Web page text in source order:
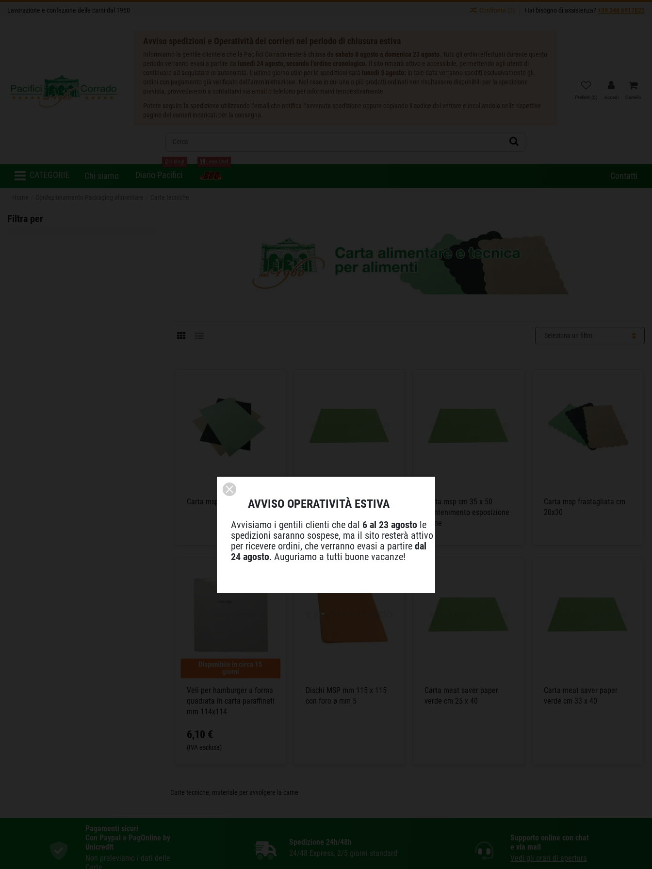
Lavorazione e confezione delle carni dal 1960 Confronta (0) Hai bisogno di assistenza? +39 348 6917825
Avviso spedizioni e Operatività dei corrieri nel periodo di chiusura estiva
Informiamo la gentile clientela che la Pacifici Corrado resterà chiusa da sabato 8 agosto a domenica 23 agosto . Tutti gli ordini effettuati durante questo
periodo verranno evasi a partire da lunedì 24 agosto, secondo l’ordine cronologico. Il sito rimarrà attivo e accessibile, permettendo agli utenti di
continuare ad acquistare in autonomia. L’ultimo giorno utile per le spedizioni sarà lunedì 3 agosto: in tale data verranno spediti esclusivamente gli
ordini con pagamento già verificato dall’amministrazione. Nel caso in cui uno o più prodotti ordinati non risultassero disponibili per la spedizione
prevista, provvederemo a contattarvi via email o telefono per informarvi tempestivamente.
Potete seguire la spedizione utilizzando l’email che notifica l’avvenuta spedizione oppure copiando il codice del vettore e incollandolo nelle rispettive
pagine dei corrieri incaricati per la consegna.
Preferiti ( 0 Accedi Carrello
CATEGORIE Chi siamo Contatti
Diario Pacifici
Il blog! Linea Chef
Seleziona un filtro
Carta msp cm 25 x 42
Carta MSP cm 30 x 40
carne
Carta msp cm 35 x 50
mantenimento esposizione
carne
Carta msp frastagliata cm
20x30
Disponibile in circa 15
giorni
Veli per hamburger a forma
quadrata in carta paraffinati
mm 114x114
6,10 €
(IVA esclusa)
Dischi MSP mm 115 x 115
con foro ø mm 5
Carta meat saver paper
verde cm 25 x 40
Carta meat saver paper
verde cm 33 x 40
Carte tecniche, materiale per avvolgere la carne
Filtra per
Pagamenti sicuri
Con Paypal e PagOnline by
Unicredit
Non preleviamo i dati delle
Spedizione 24h/48h
24/48 Express, 2/5 giorni standard
Supporto online con chat
e via mail
Vedi gli orari di apertura
AVVISO OPERATIVITÀ ESTIVA
Avvisiamo i gentili clienti che dal 6 al 23 agosto le
spedizioni saranno sospese, ma il sito resterà attivo
per ricevere ordini, che verranno evasi a partire dal
24 agosto. Auguriamo a tutti buone vacanze!